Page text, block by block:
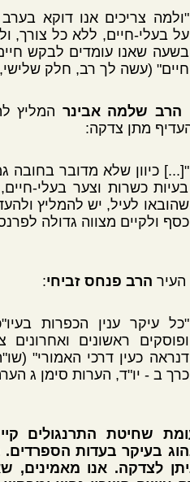
"ולמה צריכים אנו דוקא
על בעלי-חיים, ללא כל צורך,
בשעה שאנו עומדים לבקש
חיים" (עשה לך רב, חלק
הרב שלמה אבינר המליץ
מתן צדקה:
"[...] כיוון שלא מדובר בחובה
בעיות כשרות וצער בעלי-
שהובאו לעיל, יש להמליץ
כסף ולקיים מצווה גדולה
העיר הרב פנחס זביחי:
"כל עיקר ענין הכפרות
ופוסקים ראשונים
דנראה כעין דרכי האמורי"
כרך ב - יו"ד, הערות סימן ג
שחיטת התרנגולים
בעיקר בעדות
לצדקה. אנו מאמינים,